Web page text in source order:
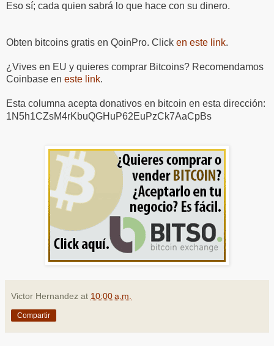
Eso sí; cada quien sabrá lo que hace con su dinero.
Obten bitcoins gratis en QoinPro. Click en este link.
¿Vives en EU y quieres comprar Bitcoins? Recomendamos
Coinbase en este link.
Esta columna acepta donativos en bitcoin en esta dirección:
1N5h1CZsM4rKbuQGHuP62EuPzCk7AaCpBs
Victor Hernandez at 10:00 a.m.
Compartir